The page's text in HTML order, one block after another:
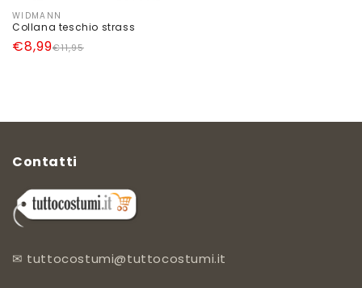
Produttore:
WIDMANN
Collana teschio strass
Prezzo€11,95
Prezzo
€8,99
Contatti
✉ tuttocostumi@tuttocostumi.it